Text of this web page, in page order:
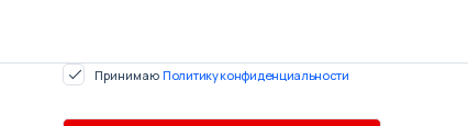
Принимаю Политику конфиденциальности